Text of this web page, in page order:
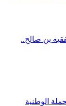
بن صالح..
الوطنية